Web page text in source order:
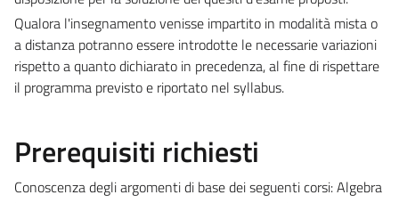
Qualora l'insegnamento venisse impartito in modalità mista o
a distanza potranno essere introdotte le necessarie variazioni
rispetto a quanto dichiarato in precedenza, al fine di rispettare
il programma previsto e riportato nel syllabus.
Prerequisiti richiesti
Conoscenza degli argomenti di base dei seguenti corsi: Algebra